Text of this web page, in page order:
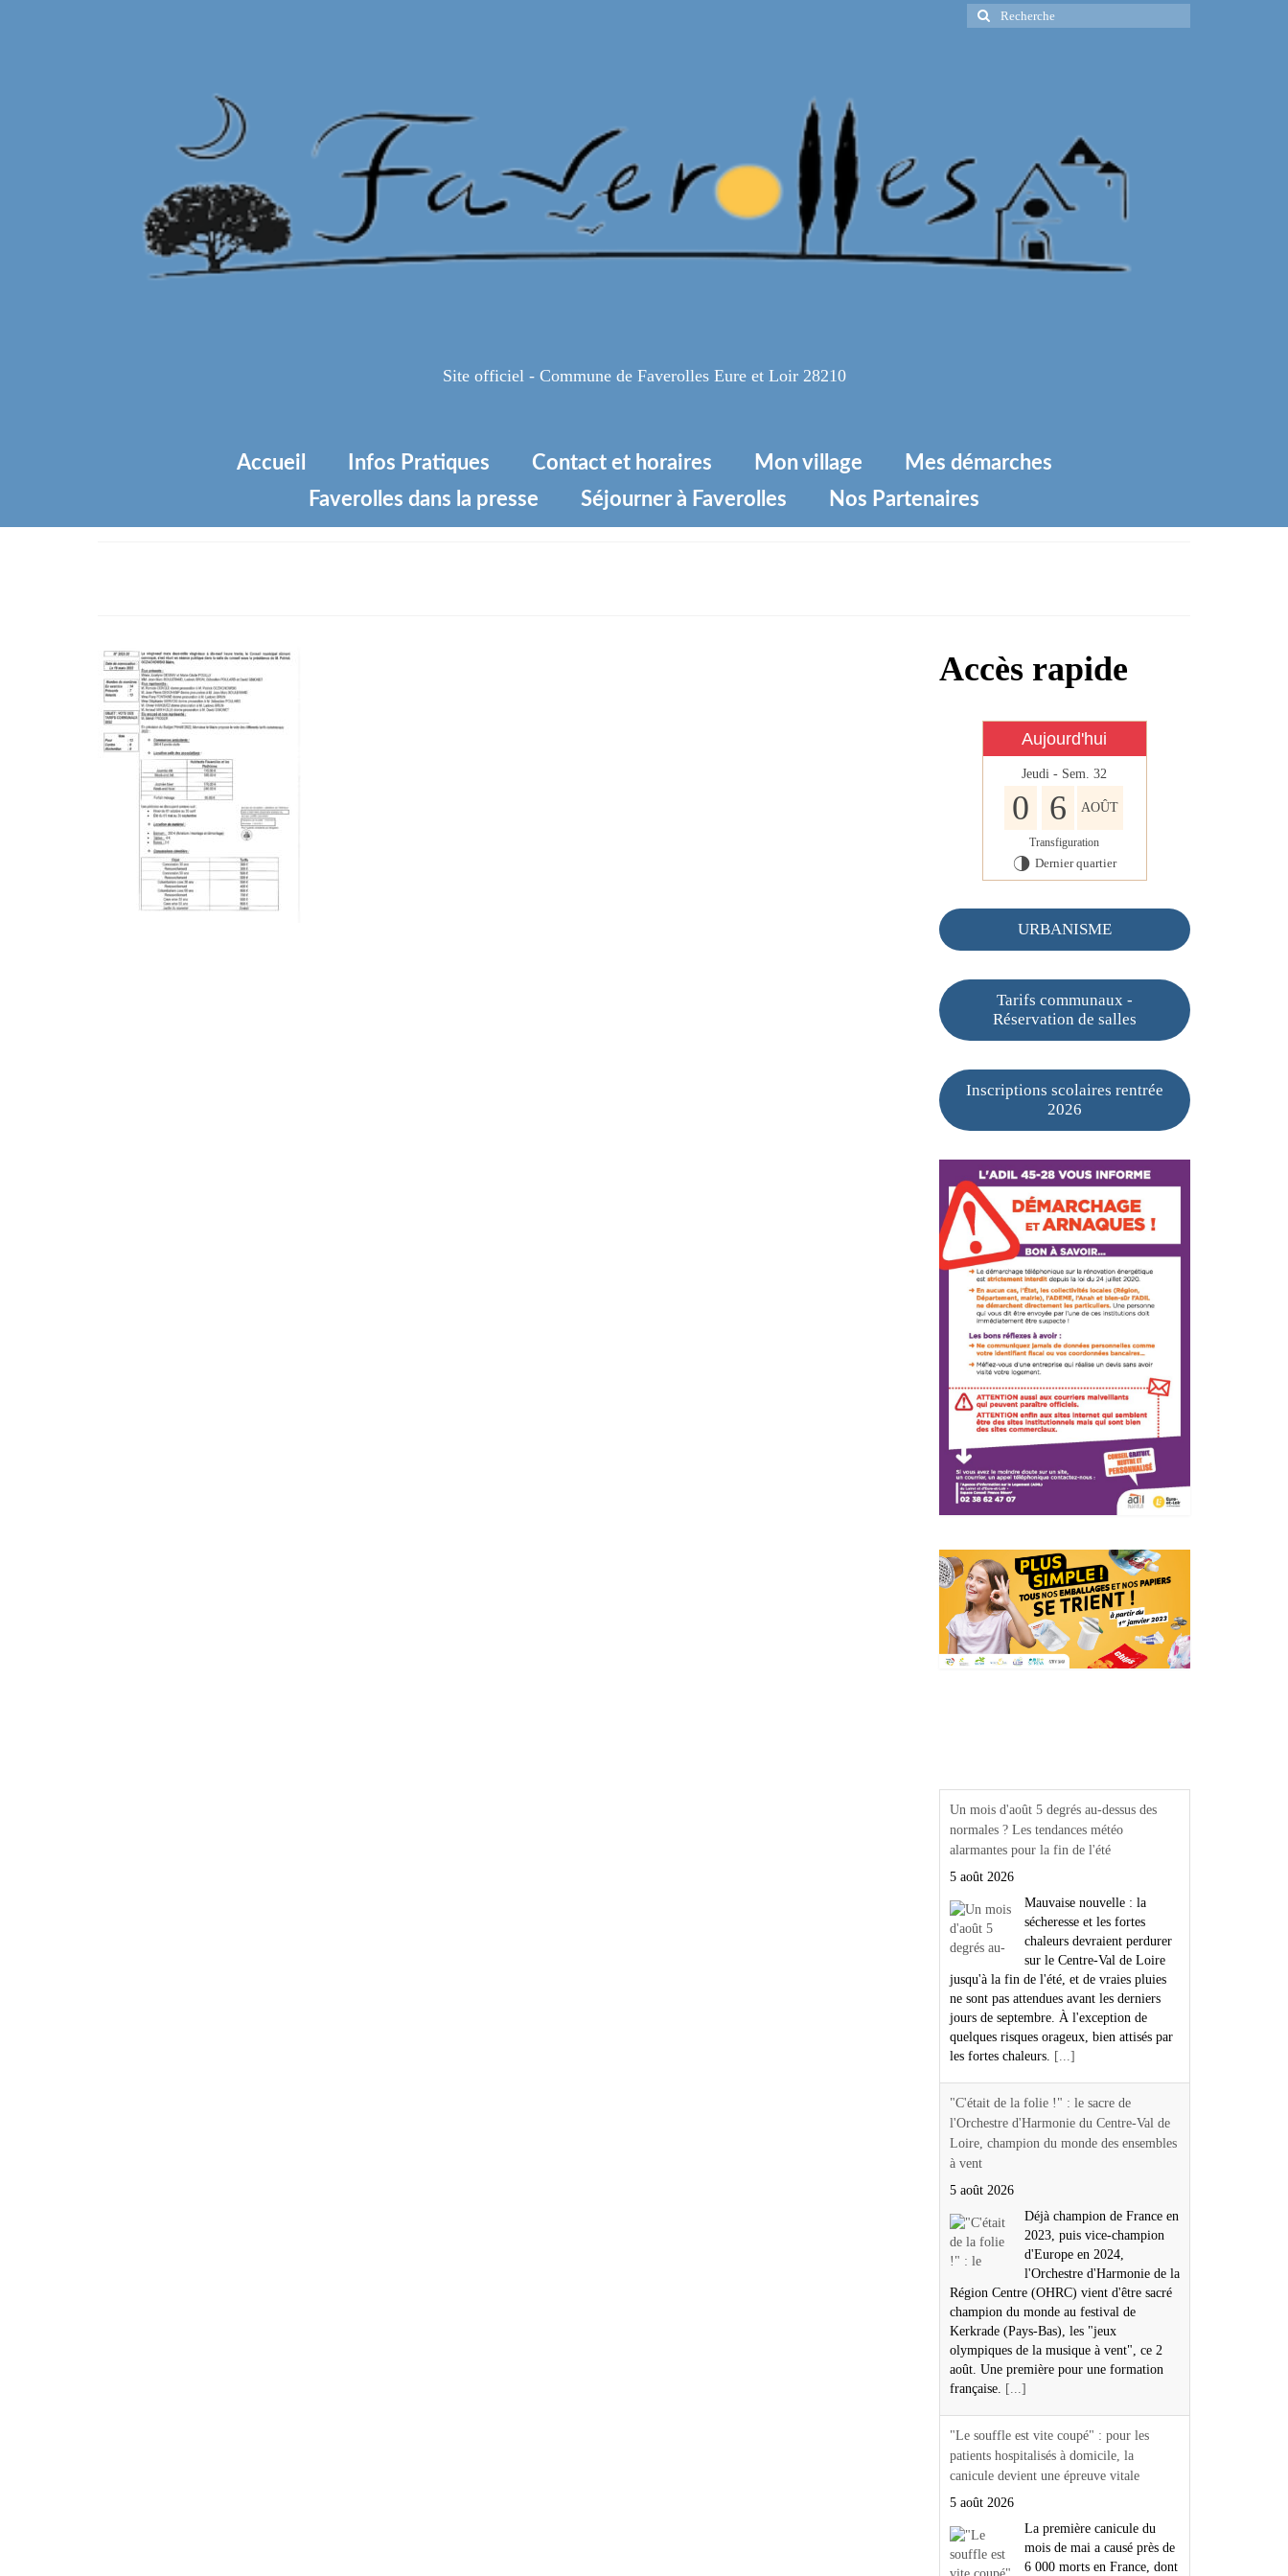
Rechercher
:
Site officiel - Commune de Faverolles Eure et Loir 28210
Accueil Infos Pratiques Contact et horaires Mon village
Mes démarches
Faverolles dans la presse
Séjourner à Faverolles Nos Partenaires
Accès rapide
Aujourd'hui
Jeudi - Sem. 32
0 6 AOÛT
Transfiguration
T Dernier quartier
URBANISME
Tarifs communaux -
Réservation de salles
Inscriptions scolaires rentrée
2026
Un mois d'août 5 degrés au-dessus des
normales ? Les tendances météo
alarmantes pour la fin de l'été
5 août 2026
Mauvaise nouvelle : la
sécheresse et les fortes
chaleurs devraient perdurer
sur le Centre-Val de Loire
jusqu'à la fin de l'été, et de vraies pluies
ne sont pas attendues avant les derniers
jours de septembre. À l'exception de
quelques risques orageux, bien attisés par
les fortes chaleurs.
[...]
"C'était de la folie !" : le sacre de
l'Orchestre d'Harmonie du Centre-Val de
Loire, champion du monde des ensembles
à vent
5 août 2026
Déjà champion de France en
2023, puis vice-champion
d'Europe en 2024,
l'Orchestre d'Harmonie de la
Région Centre (OHRC) vient d'être sacré
champion du monde au festival de
Kerkrade (Pays-Bas), les "jeux
olympiques de la musique à vent", ce 2
août. Une première pour une formation
française.
[...]
"Le souffle est vite coupé" : pour les
patients hospitalisés à domicile, la
canicule devient une épreuve vitale
5 août 2026
La première canicule du
mois de mai a causé près de
6 000 morts en France, dont